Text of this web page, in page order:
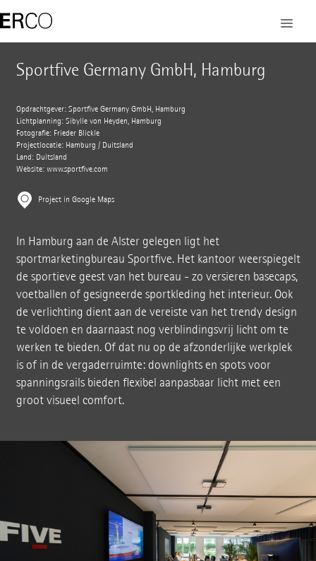
Sportfive Germany GmbH, Hamburg
Opdrachtgever: Sportfive Germany GmbH, Hamburg
Lichtplanning: Sibylle von Heyden, Hamburg
Fotografie: Frieder Blickle
Projectlocatie: Hamburg / Duitsland
Land: Duitsland
Website: www.sportfive.com
Project in Google Maps
In Hamburg aan de Alster gelegen ligt het
sportmarketingbureau Sportfive. Het kantoor weerspiegelt
de sportieve geest van het bureau - zo versieren basecaps,
voetballen of gesigneerde sportkleding het interieur. Ook
de verlichting dient aan de vereiste van het trendy design
te voldoen en daarnaast nog verblindingsvrij licht om te
werken te bieden. Of dat nu op de afzonderlijke werkplek
is of in de vergaderruimte: downlights en spots voor
spanningsrails bieden flexibel aanpasbaar licht met een
groot visueel comfort.